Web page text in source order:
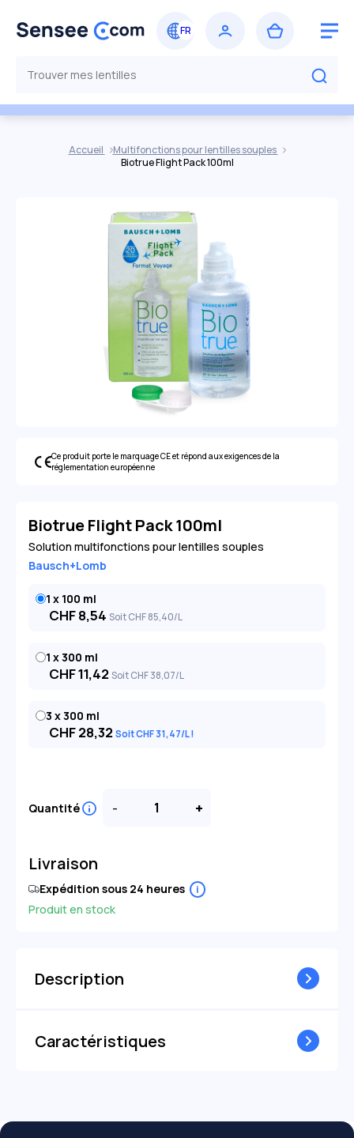
Accueil
Multifonctions pour lentilles souples
Biotrue Flight Pack 100ml
Ce produit porte le marquage CE et répond aux exigences de la
réglementation européenne
Biotrue Flight Pack 100ml
Solution multifonctions pour lentilles souples
Bausch+Lomb
1 x 100 ml
CHF8,54 Soit CHF 85,40/L
1 x 300 ml
CHF11,42 Soit CHF 38,07/L
3 x 300 ml
CHF28,32 SoitCHF 31,47/L
Quantité - +
Livraison
Produit en stock
Expédition sous 24 heures i
Description
Caractéristiques